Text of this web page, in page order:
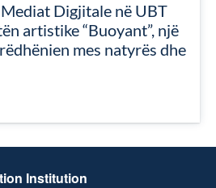
Digjitale në UBT
artistike “Buoyant”, një
mes natyrës dhe
Institution